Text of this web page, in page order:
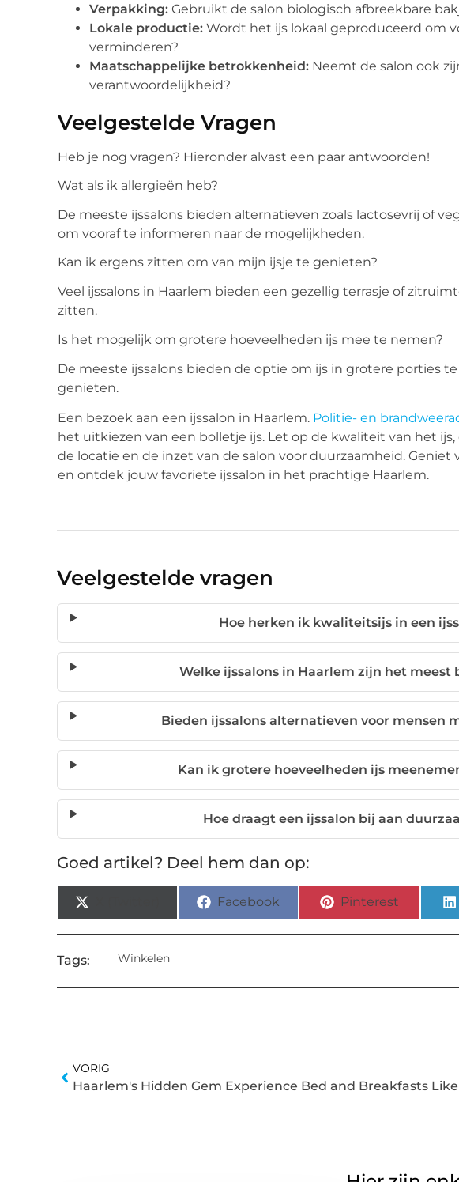
Verpakking: Gebruikt de salon biologisch afbreekbare
Lokale productie: Wordt het ijs lokaal geproduceerd om
verminderen?
Maatschappelijke betrokkenheid: Neemt de salon ook
verantwoordelijkheid?
Veelgestelde Vragen
Heb je nog vragen? Hieronder alvast een paar antwoorden!
Wat als ik allergieën heb?
De meeste ijssalons bieden alternatieven zoals lactosevrij of
om vooraf te informeren naar de mogelijkheden.
Kan ik ergens zitten om van mijn ijsje te genieten?
Veel ijssalons in Haarlem bieden een gezellig terrasje of
zitten.
Is het mogelijk om grotere hoeveelheden ijs mee te nemen?
De meeste ijssalons bieden de optie om ijs in grotere porties
genieten.
Een bezoek aan een ijssalon in Haarlem. Politie- en
het uitkiezen van een bolletje ijs. Let op de kwaliteit van het
de locatie en de inzet van de salon voor duurzaamheid.
en ontdek jouw favoriete ijssalon in het prachtige Haarlem.
Veelgestelde vragen
Hoe herken ik kwaliteitsijs in een
Welke ijssalons in Haarlem zijn het meest
Bieden ijssalons alternatieven voor mensen
Kan ik grotere hoeveelheden ijs
Hoe draagt een ijssalon bij aan
Goed artikel? Deel hem dan op:
Facebook Pinterest
Tags: Winkelen
VORIG